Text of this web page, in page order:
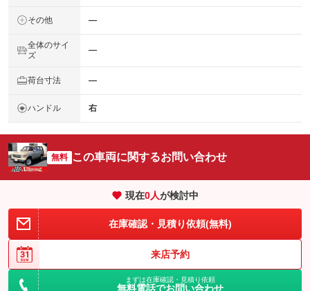
その他 ―
全体のサイ
ズ
―
荷台寸法 ―
ハンドル 右
無料 この車両に関するお問い合わせ
現在0人が検討中
在庫確認・見積り依頼(無料)
来店予約
まずは在庫確認・見積り依頼
無料電話でお問い合わせ